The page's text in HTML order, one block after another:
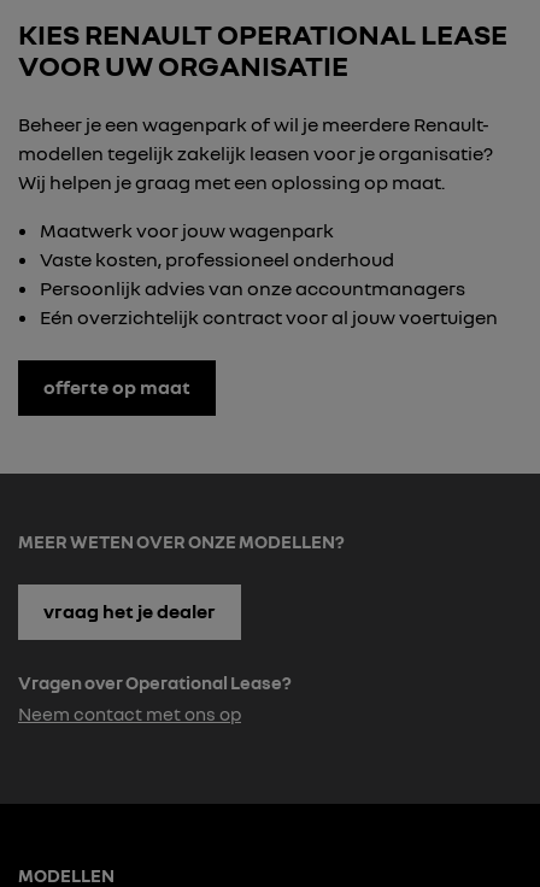
KIES RENAULT OPERATIONAL LEASE
VOOR UW ORGANISATIE
Beheer je een wagenpark of wil je meerdere Renault-
modellen tegelijk zakelijk leasen voor je organisatie?
Wij helpen je graag met een oplossing op maat.
Maatwerk voor jouw wagenpark
Vaste kosten, professioneel onderhoud
Persoonlijk advies van onze accountmanagers
Eén overzichtelijk contract voor al jouw voertuigen
offerte op maat
MEER WETEN OVER ONZE MODELLEN?
vraag het je dealer
Vragen over Operational Lease?
Neem contact met ons op
MODELLEN